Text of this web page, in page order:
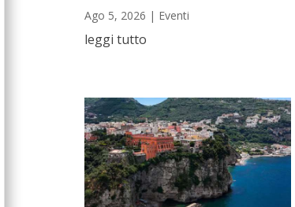
Ago 5, 2026 | Eventi
leggi tutto